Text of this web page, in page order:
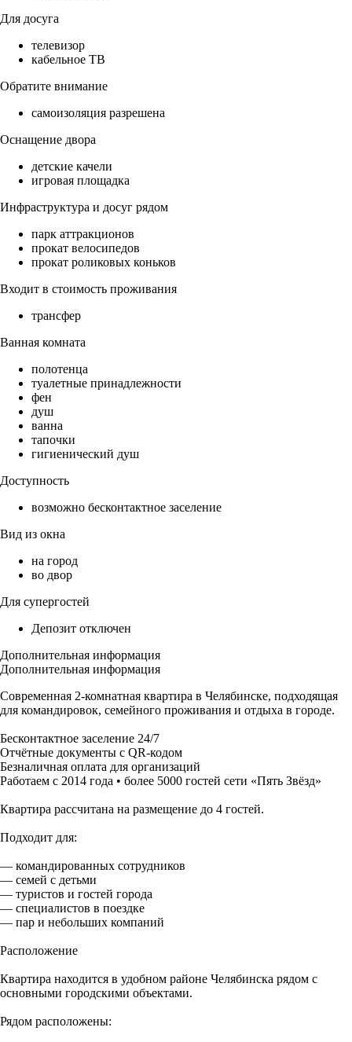
Для досуга
телевизор
кабельное ТВ
Обратите внимание
самоизоляция разрешена
Оснащение двора
детские качели
игровая площадка
Инфраструктура и досуг рядом
парк аттракционов
прокат велосипедов
прокат роликовых коньков
Входит в стоимость проживания
трансфер
Ванная комната
полотенца
туалетные принадлежности
фен
душ
ванна
тапочки
гигиенический душ
Доступность
возможно бесконтактное заселение
Вид из окна
на город
во двор
Для супергостей
Депозит отключен
Дополнительная информация
Дополнительная информация
Современная 2-комнатная квартира в Челябинске, подходящая
для командировок, семейного проживания и отдыха в городе.
Бесконтактное заселение 24/7
Отчётные документы с QR-кодом
Безналичная оплата для организаций
Работаем с 2014 года • более 5000 гостей сети «Пять Звёзд»
Квартира рассчитана на размещение до 4 гостей.
Подходит для:
— командированных сотрудников
— семей с детьми
— туристов и гостей города
— специалистов в поездке
— пар и небольших компаний
Расположение
Квартира находится в удобном районе Челябинска рядом с
основными городскими объектами.
Рядом расположены: